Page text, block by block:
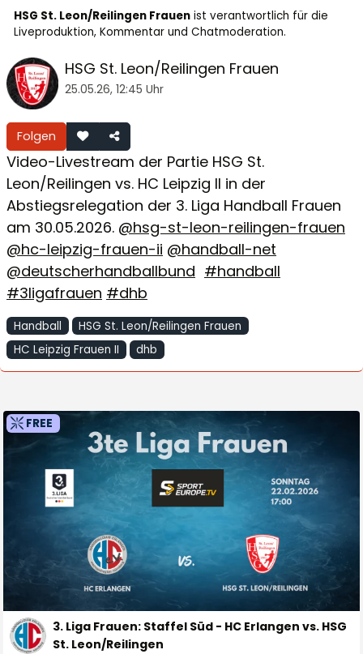
HSG St. Leon/Reilingen Frauen ist verantwortlich für die
Liveproduktion, Kommentar und Chatmoderation.
HSG St. Leon/Reilingen Frauen
25.05.26, 12:45 Uhr
Folgen
Video-Livestream der Partie HSG St.
Leon/Reilingen vs. HC Leipzig II in der
Abstiegsrelegation der 3. Liga Handball Frauen
am 30.05.2026. @hsg-st-leon-reilingen-frauen
@hc-leipzig-frauen-ii @handball-net
@deutscherhandballbund #handball
#3ligafrauen #dhb
Handball
HSG St. Leon/Reilingen Frauen
HC Leipzig Frauen II
dhb
FREE
3. Liga Frauen: Staffel Süd - HC Erlangen vs. HSG
St. Leon/Reilingen